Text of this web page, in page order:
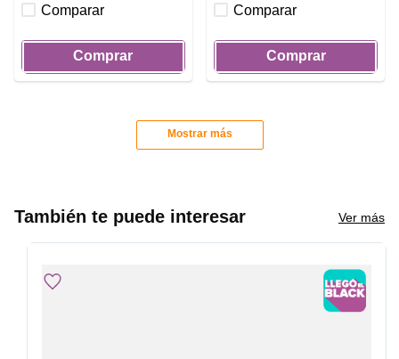
Comparar
Comprar
Comparar
Comprar
Mostrar más
También te puede interesar Ver más